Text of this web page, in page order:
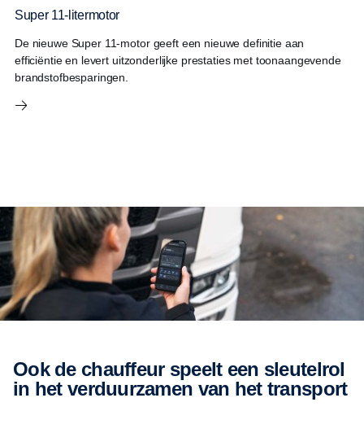
Super 11-litermotor
De nieuwe Super 11-motor geeft een nieuwe definitie aan
efficiëntie en levert uitzonderlijke prestaties met toonaangevende
brandstofbesparingen.
Ook de chauffeur speelt een sleutelrol
in het verduurzamen van het transport